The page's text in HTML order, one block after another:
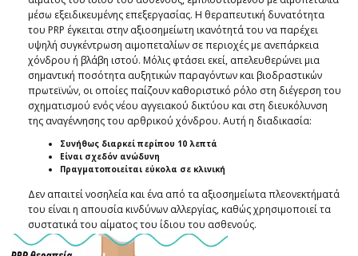
μέσω εξειδικευμένης επεξεργασίας. Η θεραπευτική δυνατότητα
του PRP έγκειται στην αξιοσημείωτη ικανότητά του να παρέχει
υψηλή συγκέντρωση αιμοπεταλίων σε περιοχές με ανεπάρκεια
χόνδρου ή βλάβη ιστού. Μόλις φτάσει εκεί, απελευθερώνει μια
σημαντική ποσότητα αυξητικών παραγόντων και βιοδραστικών
πρωτεϊνών, οι οποίες παίζουν καθοριστικό ρόλο στη διέγερση του
σχηματισμού ενός νέου αγγειακού δικτύου και στη διευκόλυνση
της αναγέννησης του αρθρικού χόνδρου. Αυτή η διαδικασία:
Συνήθως διαρκεί περίπου 10 λεπτά
Είναι σχεδόν ανώδυνη
Πραγματοποιείται εύκολα σε κλινική
Δεν απαιτεί νοσηλεία και ένα από τα αξιοσημείωτα πλεονεκτήματά
του είναι η απουσία κινδύνων αλλεργίας, καθώς χρησιμοποιεί τα
συστατικά του αίματος του ίδιου του ασθενούς.